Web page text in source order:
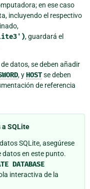
en ese caso
incluyendo el respectivo
, guardará el
datos, se deben añadir
, yHOSTse deben
de referencia
a SQLite
SQLite, asegúrese
datos en este punto.
DATABASE
interactiva de la